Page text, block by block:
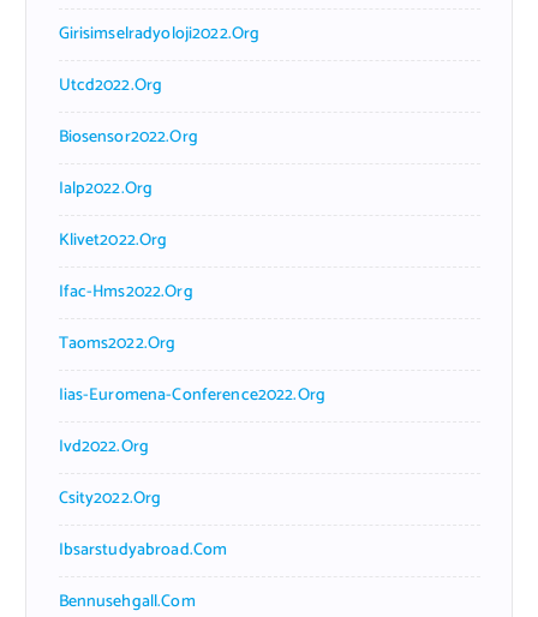
Girisimselradyoloji2022.org
Utcd2022.org
Biosensor2022.org
Ialp2022.org
Klivet2022.org
Ifac-Hms2022.org
Taoms2022.org
Iias-Euromena-Conference2022.org
Ivd2022.org
Csity2022.org
Ibsarstudyabroad.com
Bennusehgall.com